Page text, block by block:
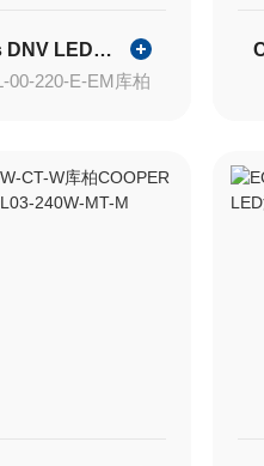
Crouse-Hinds DNV LED灯MSLL-00-210-E-EM
00-220-E-EM库柏